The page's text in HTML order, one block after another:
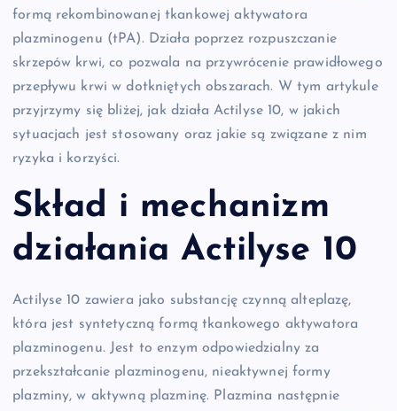
formą rekombinowanej tkankowej aktywatora
plazminogenu (tPA). Działa poprzez rozpuszczanie
skrzepów krwi, co pozwala na przywrócenie prawidłowego
przepływu krwi w dotkniętych obszarach. W tym artykule
przyjrzymy się bliżej, jak działa Actilyse 10, w jakich
sytuacjach jest stosowany oraz jakie są związane z nim
ryzyka i korzyści.
Skład i mechanizm
działania Actilyse 10
Actilyse 10 zawiera jako substancję czynną alteplazę,
która jest syntetyczną formą tkankowego aktywatora
plazminogenu. Jest to enzym odpowiedzialny za
przekształcanie plazminogenu, nieaktywnej formy
plazminy, w aktywną plazminę. Plazmina następnie